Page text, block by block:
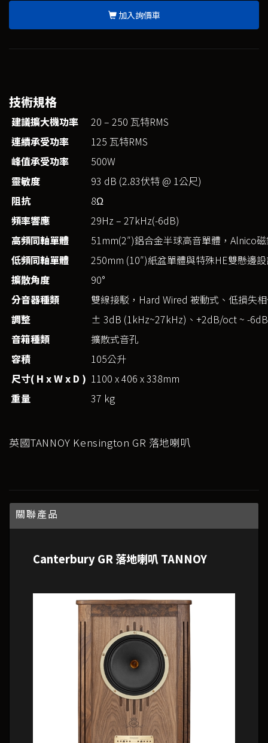
加入詢價車
技術規格
建議擴大機功率
20 – 250 瓦特RMS
連續承受功率
125 瓦特RMS
峰值承受功率
500W
靈敏度
93 dB (2.83伏特 @ 1公尺)
阻抗
8Ω
頻率響應
29Hz – 27kHz(-6dB)
高頻同軸單體
51mm(2″)鋁合金半球高音單體，Alnico
低頻同軸單體
250mm (10″)紙盆單體與特殊HE雙懸邊
擴散角度
90°
分音器種類
雙線接駁，Hard Wired 被動式、低損失
調整
± 3dB (1kHz~27kHz)、+2dB/oct ~ -
音箱種類
擴散式音孔
容積
105公升
尺寸( H x W x D ) 1100 x 406 x 338mm
重量
37 kg
英國TANNOY Kensington GR 落地喇叭
關聯產品
Canterbury GR 落地喇叭 TANNOY